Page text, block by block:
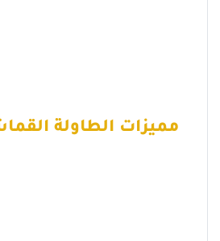
مميزات الطاولة